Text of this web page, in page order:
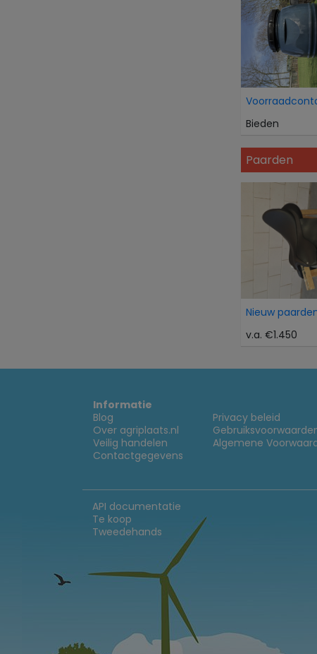
Bieden
Paarden
Nieuw
v.a. €1.450
Informatie
Blog
Over agriplaats.nl
Veilig handelen
Contactgegevens
Privacy beleid
Algemene
API documentatie
Te koop
Tweedehands